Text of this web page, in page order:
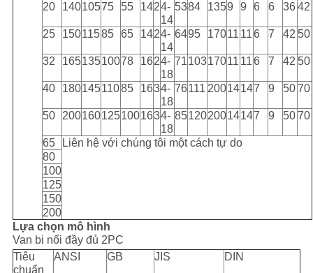
20 14010575 55 1424-
14
5384 1359 9 6 6 3642
25 15011585 65 1424-
14
6495 17011 116 7 42 50
32 16513510078 1624-
18
7110317011 116 7 42 50
40 18014511085 1634-
18
76111 20014147 9 50 70
50 2001601251001634-
18
8512020014147 9 50 70
65
Liên hệ với chúng tôi một cách tự do
80
100
125
150
200
Lựa chọn mô hình
Van bi nổi đầy đủ 2PC
Tiêu
chuẩn
ANSI GB JIS DIN